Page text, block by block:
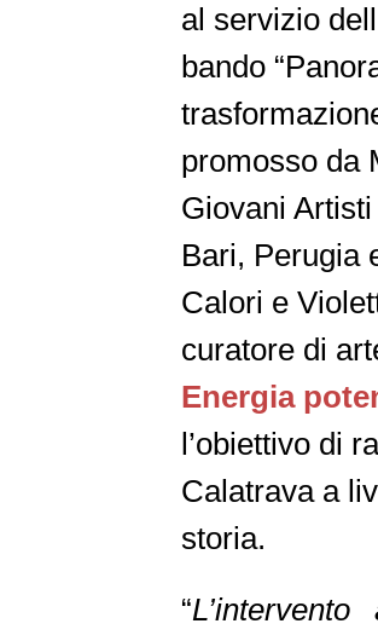
al servizio
bando
promosso da
Giovani
Bari, Perugia
Calori e
curatore di
Energia
l’obiettivo di
Calatrava a
storia.
“